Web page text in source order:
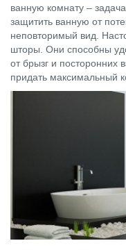
ванную комнату –
защитить ванную от
неповторимый вид.
шторы. Они способны
от брызг и посторонних
придать максимальный